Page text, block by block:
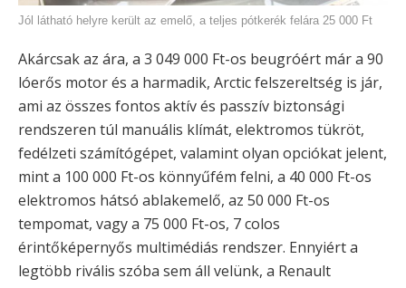
Jól látható helyre került az emelő, a teljes pótkerék felára 25 000 Ft
Akárcsak az ára, a 3 049 000 Ft-os beugróért már a 90
lóerős motor és a harmadik, Arctic felszereltség is jár,
ami az összes fontos aktív és passzív biztonsági
rendszeren túl manuális klímát, elektromos tükröt,
fedélzeti számítógépet, valamint olyan opciókat jelent,
mint a 100 000 Ft-os könnyűfém felni, a 40 000 Ft-os
elektromos hátsó ablakemelő, az 50 000 Ft-os
tempomat, vagy a 75 000 Ft-os, 7 colos
érintőképernyős multimédiás rendszer. Ennyiért a
legtöbb rivális szóba sem áll velünk, a Renault